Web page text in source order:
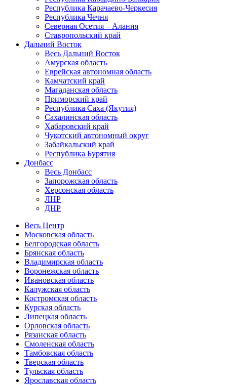
Республика Карачаево-Черкесия
Республика Чечня
Северная Осетия – Алания
Ставропольский край
Дальний Восток
Весь Дальний Восток
Амурская область
Еврейская автономная область
Камчатский край
Магаданская область
Приморский край
Республика Саха (Якутия)
Сахалинская область
Хабаровский край
Чукотский автономный округ
Забайкальский край
Республика Бурятия
Донбасс
Весь Донбасс
Запорожская область
Херсонская область
ЛНР
ДНР
Весь Центр
Московская область
Белгородская область
Брянская область
Владимирская область
Воронежская область
Ивановская область
Калужская область
Костромская область
Курская область
Липецкая область
Орловская область
Рязанская область
Смоленская область
Тамбовская область
Тверская область
Тульская область
Ярославская область